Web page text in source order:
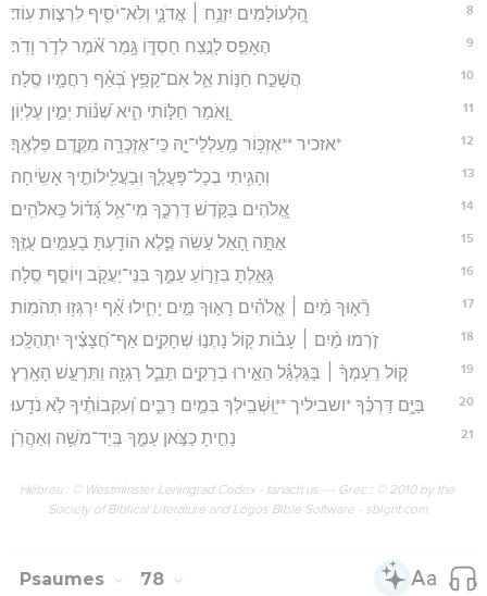
8 הַֽ֭לְעוֹלָמִים יִזְנַ֥ח ׀ אֲדֹנָ֑י וְלֹֽא־יֹסִ֖יף לִרְצ֣וֹת עֽוֹד׃
9 הֶאָפֵ֣ס לָנֶ֣צַח חַסְדּ֑וֹ גָּ֥מַר אֹ֝֗מֶר לְדֹ֣ר וָדֹֽר׃
10 הֲשָׁכַ֣ח חַנּ֣וֹת אֵ֑ל אִם־קָפַ֥ץ בְּ֝אַ֗ף רַחֲמָ֥יו סֶֽלָה׃
11 וָ֭אֹמַר חַלּ֣וֹתִי הִ֑יא שְׁ֝נ֗וֹת יְמִ֣ין עֶלְיֽוֹן׃
12 *אזכיר **אֶזְכּ֥וֹר מַֽעַלְלֵי־יָ֑הּ כִּֽי־אֶזְכְּרָ֖ה מִקֶּ֣דֶם פִּלְאֶֽךָ׃
13 וְהָגִ֥יתִי בְכָל־פָּעֳלֶ֑ךָ וּֽבַעֲלִ֖ילוֹתֶ֣יךָ אָשִֽׂיחָה׃
14 אֱ֭לֹהִים בַּקֹּ֣דֶשׁ דַּרְכֶּ֑ךָ מִי־אֵ֥ל גָּ֝ד֗וֹל כֵּֽאלֹהִֽים׃
15 אַתָּ֣ה הָ֭אֵל עֹ֣שֵׂה פֶ֑לֶא הוֹדַ֖עְתָּ בָעַמִּ֣ים עֻזֶּֽךָ׃
16 גָּאַ֣לְתָּ בִּזְר֣וֹעַ עַמֶּ֑ךָ בְּנֵי־יַעֲקֹ֖ב וְיוֹסֵ֣ף סֶֽלָה׃
17 רָ֘א֤וּךָ מַּ֨יִם ׀ אֱ‍ֽלֹהִ֗ים רָא֣וּךָ מַּ֣יִם יָחִ֑ילוּ אַ֝֗ף יִרְגְּז֥וּ תְהֹמֽוֹת׃
18 זֹ֤רְמוּ מַ֨יִם ׀ עָב֗וֹת ק֭וֹל נָתְנ֣וּ שְׁחָקִ֑ים אַף־חֲ֝צָצֶ֗יךָ יִתְהַלָּֽכוּ׃
19 ק֤וֹל רַעַמְךָ֨ ׀ בַּגַּלְגַּ֗ל הֵאִ֣ירוּ בְרָקִ֣ים תֵּבֵ֑ל רָגְזָ֖ה וַתִּרְעַ֣שׁ הָאָֽרֶץ׃
20 בַּיָּ֤ם דַּרְכֶּ֗ךָ *ושביליך **וּֽ֭שְׁבִֽילְךָ בְּמַ֣יִם רַבִּ֑ים וְ֝עִקְּבוֹתֶ֗יךָ לֹ֣א נֹדָֽעוּ׃
21 נָחִ֣יתָ כַצֹּ֣אן עַמֶּ֑ךָ בְּֽיַד־מֹשֶׁ֥ה וְאַהֲרֹֽן׃
Hébreu : © Westminster Leningrad Codex - tanach.us --- Grec : © 2010 by the
Society of Biblical Literature and Logos Bible Software - sblgnt.com
Psaumes 78